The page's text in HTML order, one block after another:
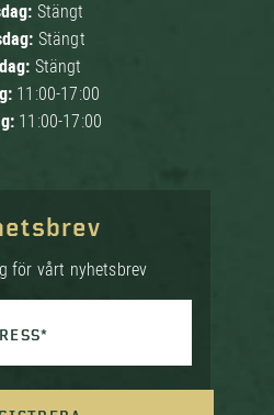
Stängt
Stängt
Stängt
11:00-17:00
11:00-17:00
för vårt nyhetsbrev